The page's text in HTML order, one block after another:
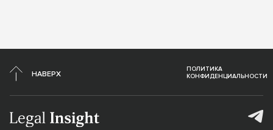
НАВЕРХ
ПОЛИТИКА
КОНФИДЕНЦИАЛЬНОСТИ